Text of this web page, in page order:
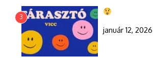
3
január 12, 2026